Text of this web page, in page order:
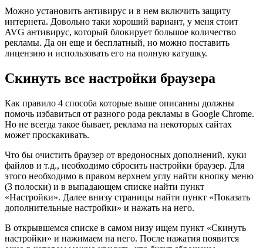
Можно установить антивирус и в нем включить защиту
интернета. Довольно таки хороший вариант, у меня стоит
AVG антивирус, который блокирует большое количество
рекламы. Да он еще и бесплатный, но можно поставить
лицензию и использовать его на полную катушку.
Скинуть все настройки браузера
Как правило 4 способа которые выше описанны должны
помочь избавиться от разного рода рекламы в Google Chrome.
Но не всегда такое бывает, реклама на некоторых сайтах
может проскакивать.
Что бы очистить браузер от вредоносных дополнений, куки
файлов и т.д., необходимо сбросить настройки браузер. Для
этого необходимо в правом верхнем углу найти кнопку меню
(3 полоски) и в выпадающем списке найти пункт
«Настройки». Далее внизу страницы найти пункт «Показать
дополнительные настройки» и нажать на него.
В открывшемся списке в самом низу ищем пункт «Скинуть
настройки» и нажимаем на него. После нажатия появится